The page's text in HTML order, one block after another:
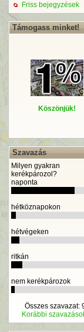
Friss bejegyzések
Támogass minket!
Köszönjük!
Szavazás
Milyen gyakran
kerékpározol?
naponta
hétköznapokon
hétvégeken
ritkán
nem kerékpározok
Összes szavazat:
Korábbi